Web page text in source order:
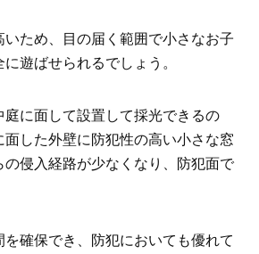
ため、目の届く範囲で小さなお子
遊ばせられるでしょう。
庭に面して設置して採光できるの
した外壁に防犯性の高い小さな窓
の侵入経路が少なくなり、防犯面で
確保でき、防犯においても優れて